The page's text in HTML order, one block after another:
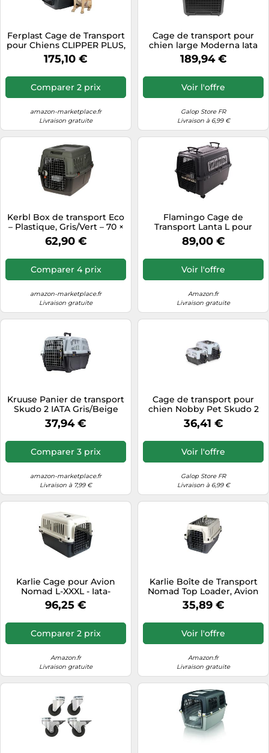
Ferplast Cage de Transport
pour Chiens CLIPPER PLUS,
IATA, Boite Panier
Transport Grand Chien max
45 Kg, Fermeture sécurisée,
Compartiment pour
accessoires, Poignée
175,10 €
Comparer 2 prix
amazon-marketplace.fr
Livraison gratuite
Cage de transport pour
chien large Moderna Iata
Gateway Noir 71,1x51,8x54,1
cm
189,94 €
Voir l'offre
Galop Store FR
Livraison à 6,99 €
Kerbl Box de transport Eco
– Plastique, Gris/Vert – 70 ×
50 × 51,5 cm
62,90 €
Comparer 4 prix
amazon-marketplace.fr
Livraison gratuite
Flamingo Cage de
Transport Lanta L pour
Chien - qualité superieur -
56x80x59.5CM - 2 poignées
- inclut Une gamelle
Amovible et Un Abreuvoir
89,00 €
Voir l'offre
Amazon.fr
Livraison gratuite
Kruuse Panier de transport
Skudo 2 IATA Gris/Beige
Porte en métal 55x36x35
cm
37,94 €
Comparer 3 prix
amazon-marketplace.fr
Livraison à 7,99 €
Cage de transport pour
chien Nobby Pet Skudo 2
Open Gris 55x36x35 cm
36,41 €
Voir l'offre
Galop Store FR
Livraison à 6,99 €
Karlie Cage pour Avion
Nomad L-XXXL - Iata-
96,25 €
Comparer 2 prix
Amazon.fr
Livraison gratuite
Karlie Boîte de Transport
Nomad Top Loader, Avion
IATA, XS, 51 x 33,5 x 33 cm,
Gris-Noir
35,89 €
Voir l'offre
Amazon.fr
Livraison gratuite